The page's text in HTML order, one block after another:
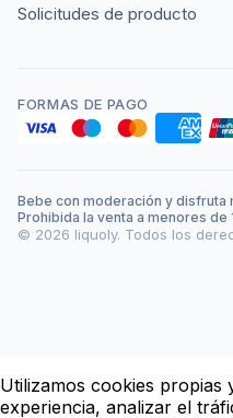
Solicitudes de producto
FORMAS DE PAGO
Bebe con moderación y disfruta
Prohibida la venta a menores de
© 2026 liquoly. Todos los
Utilizamos cookies
experiencia, analizar el